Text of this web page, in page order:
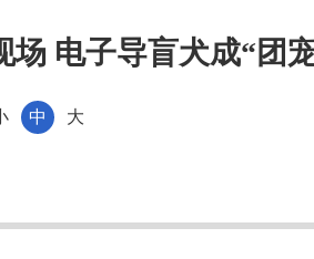
电子导盲犬成“团
中 大